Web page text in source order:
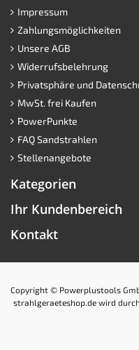
Impressum
Zahlungsmöglichkeiten
Unsere AGB
Widerrufsbelehrung
Privatsphäre und
MwSt. frei Kaufen
PowerPunkte
FAQ Sandstrahlen
Stellenangebote
Kategorien
Ihr Kundenbereich
Kontakt
Copyright © Powerplustools
strahlgeraeteshop.de wird